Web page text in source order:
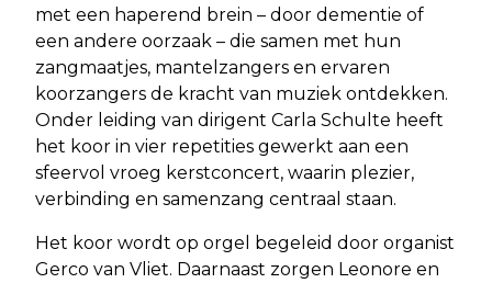
met een haperend brein – door dementie of
een andere oorzaak – die samen met hun
zangmaatjes, mantelzangers en ervaren
koorzangers de kracht van muziek ontdekken.
Onder leiding van dirigent Carla Schulte heeft
het koor in vier repetities gewerkt aan een
sfeervol vroeg kerstconcert, waarin plezier,
verbinding en samenzang centraal staan.
Het koor wordt op orgel begeleid door organist
Gerco van Vliet. Daarnaast zorgen Leonore en